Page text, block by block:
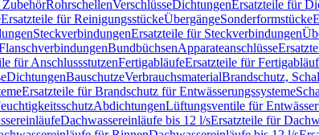
RohrschellenVerschlüsseDichtungenErsatzteile für
Ersatzteile für ReinigungsstückeÜbergängeSonderformstücke
SteckverbindungenErsatzteile für Steckverbindungen
BundbüchsenApparateanschlüsse
für AnschlussstutzenFertigabläufeErsatzteile für
DichtungenBauschutzeVerbrauchsmaterialBrandschutz,
Ersatzteile für Brandschutz für Entwässerungssysteme
AbdichtungenLüftungsventile für
Dachwassereinläufe bis 12 l/sErsatzteile für